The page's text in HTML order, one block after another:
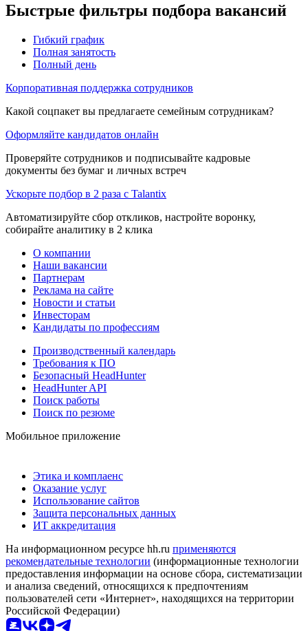
Быстрые фильтры подбора вакансий
Гибкий график
Полная занятость
Полный день
Корпоративная поддержка сотрудников
Какой соцпакет вы предлагаете семейным сотрудникам?
Оформляйте кандидатов онлайн
Проверяйте сотрудников и подписывайте кадровые
документы без бумаг и личных встреч
Ускорьте подбор в 2 раза с Talantix
Автоматизируйте сбор откликов, настройте воронку,
собирайте аналитику в 2 клика
О компании
Наши вакансии
Партнерам
Реклама на сайте
Новости и статьи
Инвесторам
Кандидаты по профессиям
Производственный календарь
Требования к ПО
Безопасный HeadHunter
HeadHunter API
Поиск работы
Поиск по резюме
Мобильное приложение
Этика и комплаенс
Оказание услуг
Использование сайтов
Защита персональных данных
ИТ аккредитация
На информационном ресурсе hh.ru применяются
рекомендательные технологии (информационные технологии
предоставления информации на основе сбора, систематизации
и анализа сведений, относящихся к предпочтениям
пользователей сети «Интернет», находящихся на территории
Российской Федерации)